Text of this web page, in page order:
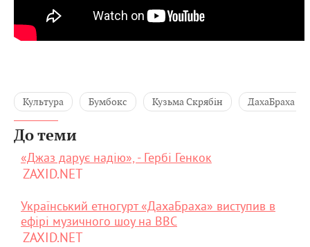
Культура Бумбокс Кузьма Скрябін ДахаБраха
До теми
«Джаз дарує надію», - Гербі Генкок
ZAXID.NET
Український етногурт «ДахаБраха» виступив в
ефірі музичного шоу на BBC
ZAXID.NET